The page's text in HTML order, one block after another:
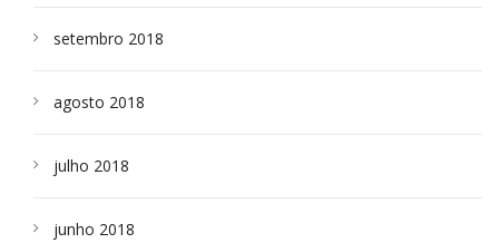
setembro 2018
agosto 2018
julho 2018
junho 2018